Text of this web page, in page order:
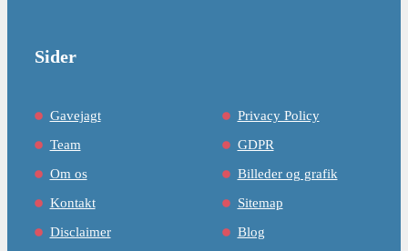
Sider
Gavejagt
Team
Om os
Kontakt
Disclaimer
Privacy Policy
GDPR
Billeder og grafik
Sitemap
Blog